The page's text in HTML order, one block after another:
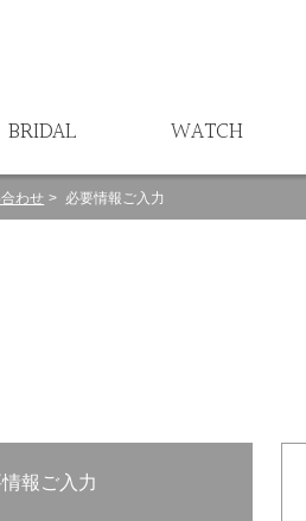
BRIDAL WATCH
わせ 必要情報ご入力
報ご入力